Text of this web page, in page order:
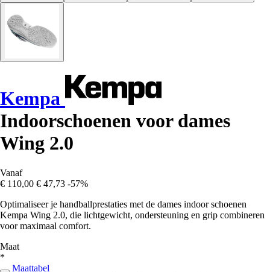
Kempa
Indoorschoenen voor dames
Wing 2.0
Vanaf
€ 110,00 € 47,73 -57%
Optimaliseer je handballprestaties met de dames indoor schoenen
Kempa Wing 2.0, die lichtgewicht, ondersteuning en grip combineren
voor maximaal comfort.
Maat
*
Maattabel